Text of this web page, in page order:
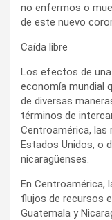
no enfermos o
de este nuevo
Caída libre
Los efectos de
economía mundial
de diversas
términos de
Centroamérica, las
Estados Unidos, o
nicaragüenses.
En Centroamérica,
flujos de recursos
Guatemala y